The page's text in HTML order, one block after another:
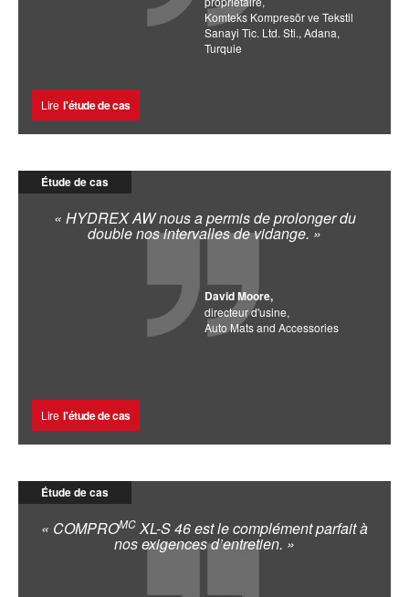
Komteks Kompresör ve Tekstil
Sanayi Tic. Ltd. Sti., Adana,
Turquie
Lire l'étude de cas
Étude de cas
« HYDREX AW nous a permis de prolonger du
double nos intervalles de vidange. »
David Moore,
directeur d'usine,
Auto Mats and Accessories
Lire l'étude de cas
Étude de cas
« COMPROMC XL-S 46 est le complément parfait à
nos exigences d’entretien. »